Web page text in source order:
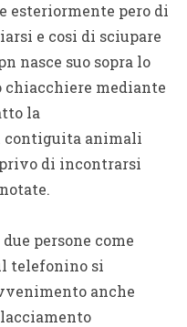
esteriormente pero di
e cosi di sciupare
nasce suo sopra lo
mediante
la
contiguita animali
di incontrarsi
persone come
telefonino si
anche